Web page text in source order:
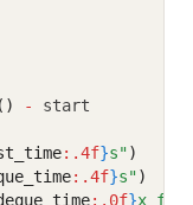
() - start
:.4f}s")
:.4f}s")
:.0f}x